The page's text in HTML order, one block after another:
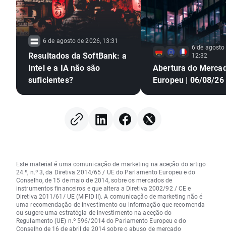
6 de agosto de 2026, 13:31
Resultados da SoftBank: a
Intel e a IA não são
suficientes?
6 de agosto
12:32
Abertura do
Europeu | 06/08/26
Este material é uma comunicação de marketing na aceção do artigo
24.º, n.º 3, da Diretiva 2014/65 / UE do Parlamento Europeu e do
Conselho, de 15 de maio de 2014, sobre os mercados de
instrumentos financeiros e que altera a Diretiva 2002/92 / CE e
Diretiva 2011/61/ UE (MiFID II). A comunicação de marketing não é
uma recomendação de investimento ou informação que recomenda
ou sugere uma estratégia de investimento na aceção do
Regulamento (UE) n.º 596/2014 do Parlamento Europeu e do
Conselho de 16 de abril de 2014 sobre o abuso de mercado